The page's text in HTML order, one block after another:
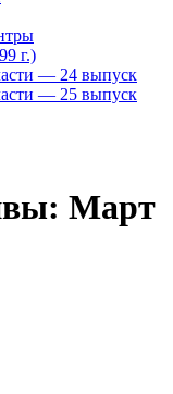
г.)
— 24 выпуск
— 25 выпуск
Март